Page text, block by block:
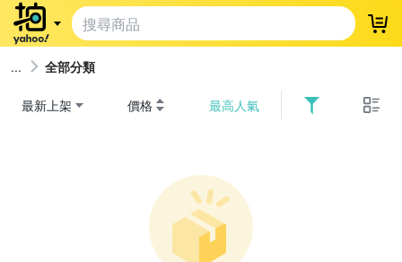
登
全部分類
最新上架 價格 最高人氣